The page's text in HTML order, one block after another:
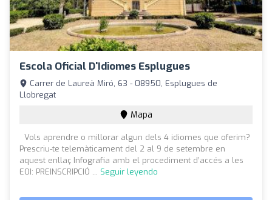
Escola Oficial D'Idiomes Esplugues
Carrer de Laureà Miró, 63 - 08950, Esplugues de
Llobregat
Mapa
Vols aprendre o millorar algun dels 4 idiomes que oferim?
Prescriu-te telemàticament del 2 al 9 de setembre en
aquest enllaç Infografia amb el procediment d’accés a les
EOI: PREINSCRIPCIÓ ... Seguir leyendo